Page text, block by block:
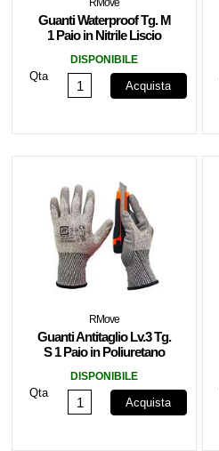
RMove
Guanti Waterproof Tg. M
1 Paio in Nitrile Liscio
DISPONIBILE
Qta
Acquista
RMove
Guanti Antitaglio Lv.3 Tg.
S 1 Paio in Poliuretano
DISPONIBILE
Qta
Acquista